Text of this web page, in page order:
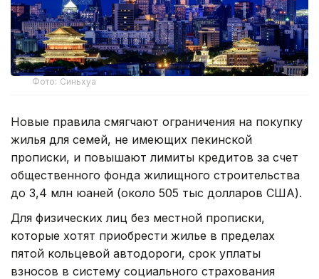
Фото: Синьхуа
Новые правила смягчают ограничения на покупку
жилья для семей, не имеющих пекинской
прописки, и повышают лимиты кредитов за счет
общественного фонда жилищного строительства
до 3,4 млн юаней (около 505 тыс долларов США).
Для физических лиц без местной прописки,
которые хотят приобрести жилье в пределах
пятой кольцевой автодороги, срок уплаты
взносов в систему социального страхования